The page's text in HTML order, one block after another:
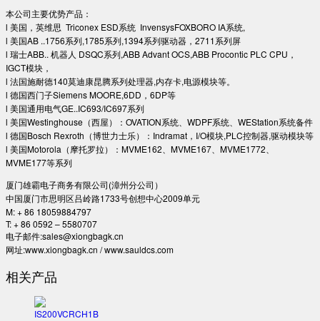
本公司主要优势产品：
l 美国，英维思 Triconex ESD系统 InvensysFOXBORO IA系统,
l 美国AB ..1756系列,1785系列,1394系列驱动器，2711系列屏
l 瑞士ABB.. 机器人 DSQC系列,ABB Advant OCS,ABB Procontic PLC CPU，
IGCT模块，
l 法国施耐德140莫迪康昆腾系列处理器,内存卡,电源模块等。
l 德国西门子Siemens MOORE,6DD，6DP等
l 美国通用电气GE..IC693/IC697系列
l 美国Westinghouse（西屋）：OVATION系统、WDPF系统、WEStation系统备件
l 德国Bosch Rexroth（博世力士乐）：Indramat，I/O模块,PLC控制器,驱动模块等
l 美国Motorola（摩托罗拉）：MVME162、MVME167、MVME1772、
MVME177等系列
厦门雄霸电子商务有限公司(漳州分公司）
中国厦门市思明区吕岭路1733号创想中心2009单元
M: + 86 18059884797
T: + 86 0592 – 5580707
电子邮件:sales@xiongbagk.cn
网址:www.xiongbagk.cn / www.sauldcs.com
相关产品